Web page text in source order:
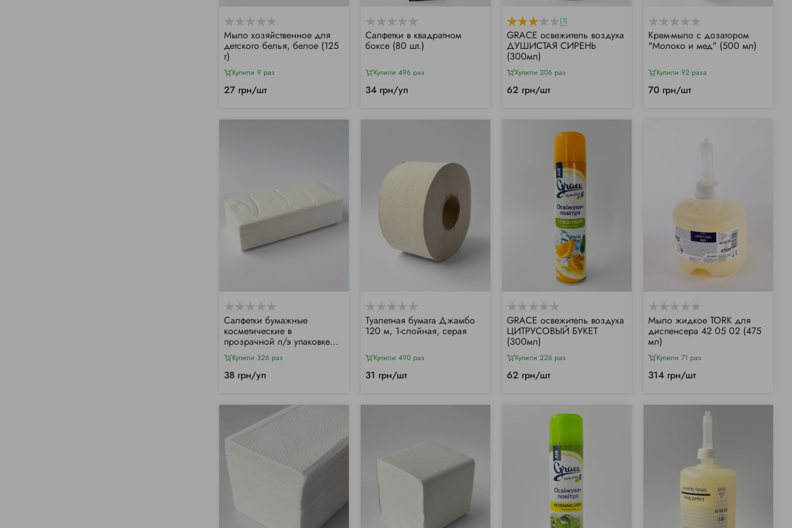
Мыло хозяйственное для
детского белья, белое (125
г)
Купили 9 раз
27 грн/шт
Салфетки в квадратном
боксе (80 шт.)
Купили 496 раз
34 грн/уп
(1)
GRACE освежитель воздуха
ДУШИСТАЯ СИРЕНЬ
(300мл)
Купили 206 раз
62 грн/шт
Крем-мыло с дозатором
"Молоко и мед" (500 мл)
Купили 92 раза
70 грн/шт
Салфетки бумажные
косметические в
прозрачной п/э упаковке
(150 шт/уп)
Купили 326 раз
38 грн/уп
Туалетная бумага Джамбо
120 м, 1-слойная, серая
Купили 490 раз
31 грн/шт
GRACE освежитель воздуха
ЦИТРУСОВЫЙ БУКЕТ
(300мл)
Купили 226 раз
62 грн/шт
Мыло жидкое TORK для
диспенсера 42 05 02 (475
мл)
Купили 71 раз
314 грн/шт